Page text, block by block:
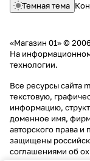
Темная тема
«Магазин 01» ©
На
технологии.
Все ресурсы сайта
текстовую,
информацию,
доменное имя,
авторского права и
защищены
соглашениями об